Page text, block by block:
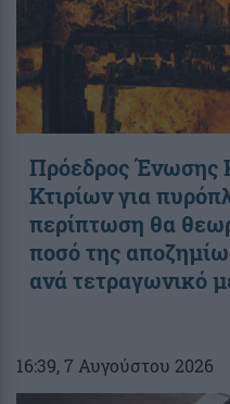
Πρόεδρος Ένωσης
Κτιρίων για
περίπτωση θα
ποσό της
ανά τετραγωνικό
16:39, 7 Αυγούστου 2026